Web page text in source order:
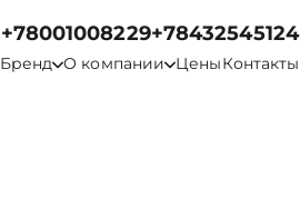
+78001008229+78432545124
Бренд О компании ЦеныКонтакты